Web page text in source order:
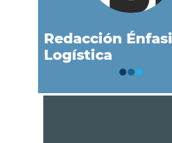
Redacción
Logística